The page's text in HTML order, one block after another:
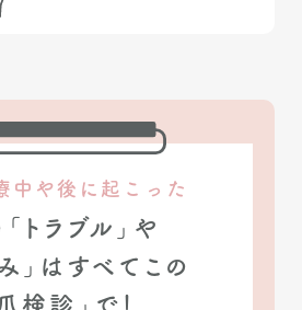
中や後に起こった
トラブル」や
」は すべてこの
検診」で！